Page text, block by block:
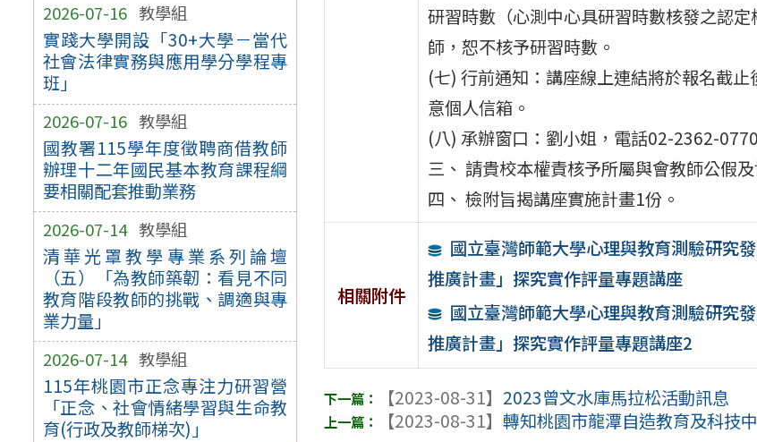
2026-07-16 教學組
實踐大學開設「30+大學－當代
社會法律實務與應用學分學程專
班」
2026-07-16 教學組
國教署115學年度徵聘商借教師
辦理十二年國民基本教育課程綱
要相關配套推動業務
2026-07-14 教學組
清華光罩教學專業系列論壇
（五）「為教師築韌：看見不同
教育階段教師的挑戰、調適與專
業力量」
2026-07-14 教學組
115年桃園市正念專注力研習營
「正念、社會情緒學習與生命教
育(行政及教師梯次)」
研習時數（心測中心具研習時數核發之認
師，恕不核予研習時數。
(七) 行前通知：講座線上連結將於報名截
意個人信箱。
(八) 承辦窗口：劉小姐，電話02-2362-
三、 請貴校本權責核予所屬與會教師公假
四、 檢附旨揭講座實施計畫1份。
相關附件
國立臺灣師範大學心理與教育測驗研究
推廣計畫」探究實作評量專題講座
國立臺灣師範大學心理與教育測驗研究
推廣計畫」探究實作評量專題講座2
【2023-08-31】 2023曾文水庫馬拉松活動訊息
【2023-08-31】轉知桃園市龍潭自造教育及科技